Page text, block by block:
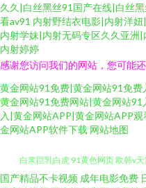
久久|白丝黑丝91国产在线|白丝
看av91 内射野结衣电影|内射洋
内射学妹|内射无码专区久久亚洲
内射婷婷
感谢您访问我们的网站，您可能
黄金网站91免费|黄金网站91免
黄金网站91免费网站|黄金网站
入|黄金网站APP|黄金网站APP
金网站APP软件下载 网站地图
国产玖玖玖精品 欧美美女肏逼福
国产精品不卡视频 成年电影免费